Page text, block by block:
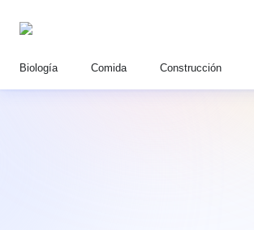
Biología Comida Construcción